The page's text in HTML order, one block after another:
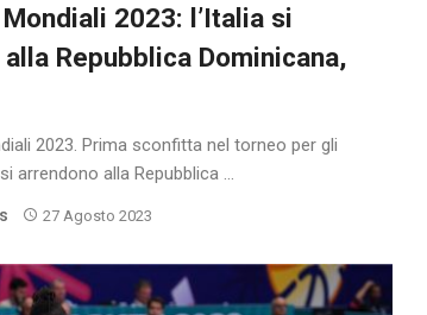
2023: l’Italia si
Repubblica Dominicana,
2023. Prima sconfitta nel torneo per gli
arrendono alla Repubblica ...
27 Agosto 2023